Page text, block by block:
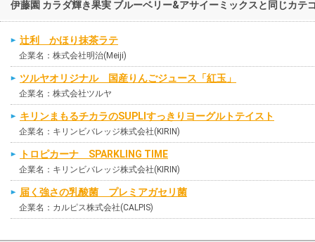
伊藤園 カラダ輝き果実 ブルーベリー&アサイーミックスと同じカテ
辻利 かほり抹茶ラテ
企業名：株式会社明治(Meiji)
ツルヤオリジナル 国産りんごジュース「紅玉」
企業名：株式会社ツルヤ
キリンまもるチカラのSUPLIすっきりヨーグルトテイスト
企業名：キリンビバレッジ株式会社(KIRIN)
トロピカーナ SPARKLING TIME
企業名：キリンビバレッジ株式会社(KIRIN)
届く強さの乳酸菌 プレミアガセリ菌
企業名：カルピス株式会社(CALPIS)